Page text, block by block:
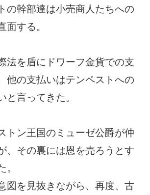
の幹部達は小売商人たちへの
面する。
法を盾にドワーフ金貨での支
他の支払いはテンペストへの
と言ってきた。
トン王国のミューゼ公爵が仲
、その裏には恩を売ろうとす
。
図を見抜きながら、再度、古